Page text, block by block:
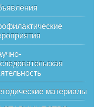
материалы